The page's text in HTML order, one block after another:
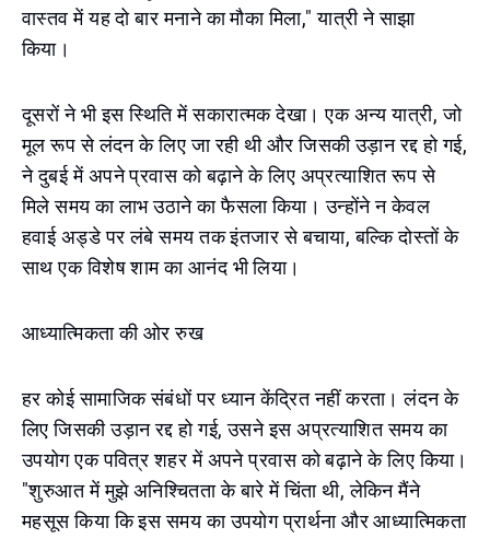
वास्तव में यह दो बार मनाने का मौका मिला," यात्री ने साझा
किया।
दूसरों ने भी इस स्थिति में सकारात्मक देखा। एक अन्य यात्री, जो
मूल रूप से लंदन के लिए जा रही थी और जिसकी उड़ान रद्द हो गई,
ने दुबई में अपने प्रवास को बढ़ाने के लिए अप्रत्याशित रूप से
मिले समय का लाभ उठाने का फैसला किया। उन्होंने न केवल
हवाई अड्डे पर लंबे समय तक इंतजार से बचाया, बल्कि दोस्तों के
साथ एक विशेष शाम का आनंद भी लिया।
आध्यात्मिकता की ओर रुख
हर कोई सामाजिक संबंधों पर ध्यान केंद्रित नहीं करता। लंदन के
लिए जिसकी उड़ान रद्द हो गई, उसने इस अप्रत्याशित समय का
उपयोग एक पवित्र शहर में अपने प्रवास को बढ़ाने के लिए किया।
"शुरुआत में मुझे अनिश्चितता के बारे में चिंता थी, लेकिन मैंने
महसूस किया कि इस समय का उपयोग प्रार्थना और आध्यात्मिकता